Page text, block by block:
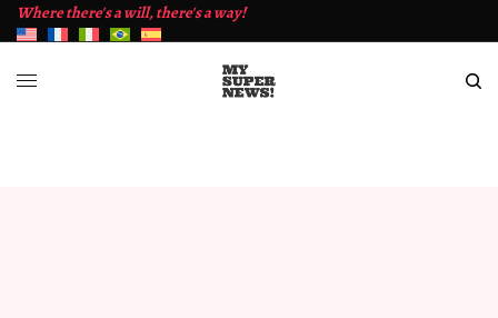
Where there's a will, there's a way!